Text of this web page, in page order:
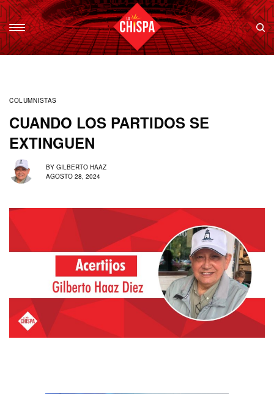
COLUMNISTAS
CUANDO LOS PARTIDOS SE
EXTINGUEN
BY GILBERTO HAAZ
AGOSTO 28, 2024